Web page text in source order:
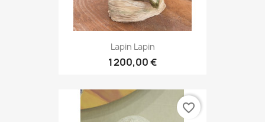
Lapin Lapin
1 200,00 €
favorite_border